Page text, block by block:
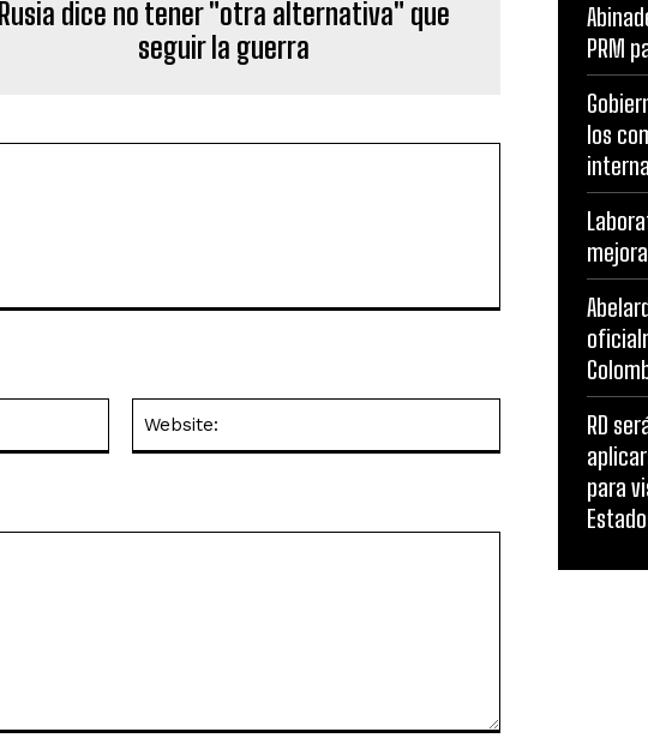
Rusia dice no tener "otra alternativa" que
seguir la guerra
PRM
los
RD
para